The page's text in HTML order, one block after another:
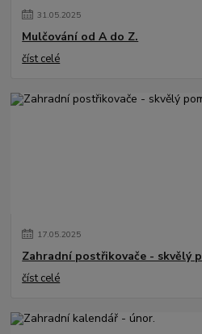
31.05.2025
Mulčování od A do Z.
číst celé
17.05.2025
Zahradní postřikovače - skvělý
číst celé